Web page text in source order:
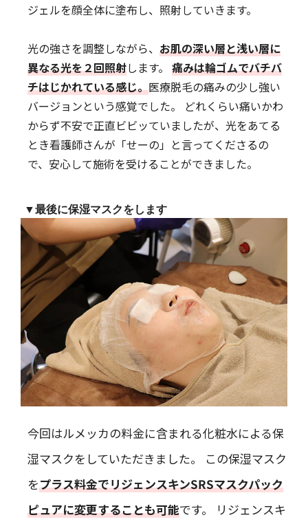
ジェルを顔全体に塗布し、照射していきます。
光の強さを調整しながら、 お肌の深い層と浅い層に
異なる光を２回照射します。 痛みは輪ゴムでバチバ
チはじかれている感じ。医療脱毛の痛みの少し強い
バージョンという感覚でした。 どれくらい痛いかわ
からず不安で正直ビビッていましたが、光をあてる
とき看護師さんが「せーの」と言ってくださるの
で、安心して施術を受けることができました。
▼最後に保湿マスクをします
今回はルメッカの料金に含まれる化粧水による保
湿マスクをしていただきました。 この保湿マスク
をプラス料金でリジェンスキンSRSマスクパック
ピュアに変更することも可能です。 リジェンスキ